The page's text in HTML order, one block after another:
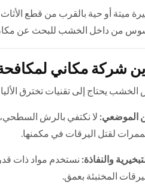
ميتة أو حية بالقرب من قطع
من داخل الخشب للبحث عن
شركة مكاني
يحتاج إلى تقنيات تخترق
الموضعي: لا نكتفي بالرش السطحي،
لقتل اليرقات في مكمنها.
والنفاذة: نستخدم مواد ذات
المختبئة بعمق.